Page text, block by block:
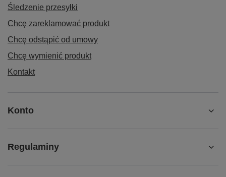
Śledzenie przesyłki
Chcę zareklamować produkt
Chcę odstąpić od umowy
Chcę wymienić produkt
Kontakt
Konto
Regulaminy